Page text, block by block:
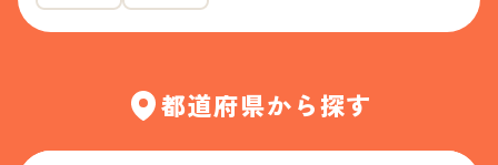
都道府県から探す